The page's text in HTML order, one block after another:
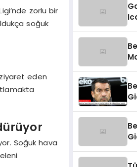
zorlu bir
soğuk
eden
Soğuk hava